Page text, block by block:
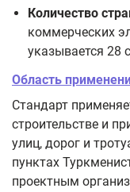
Количество
коммерческих
указывается 28
Область
Стандарт
строительстве и
улиц, дорог и
пунктах
проектным